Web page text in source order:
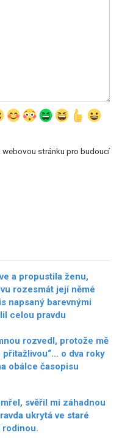
webovou stránku pro budoucí
a propustila ženu,
rozesmát její němé
napsaný barevnými
celou pravdu
rozvedl, protože mě
přitažlivou“… o dva roky
obálce časopisu
svěřil mi záhadnou
ukrytá ve staré
rodinou.